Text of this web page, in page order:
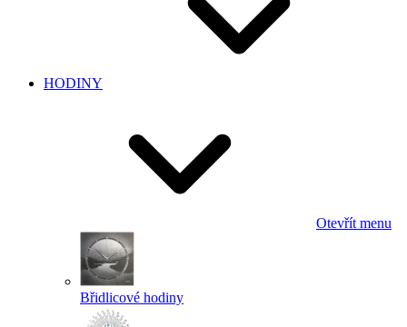
HODINY
Otevřít menu
Břidlicové hodiny